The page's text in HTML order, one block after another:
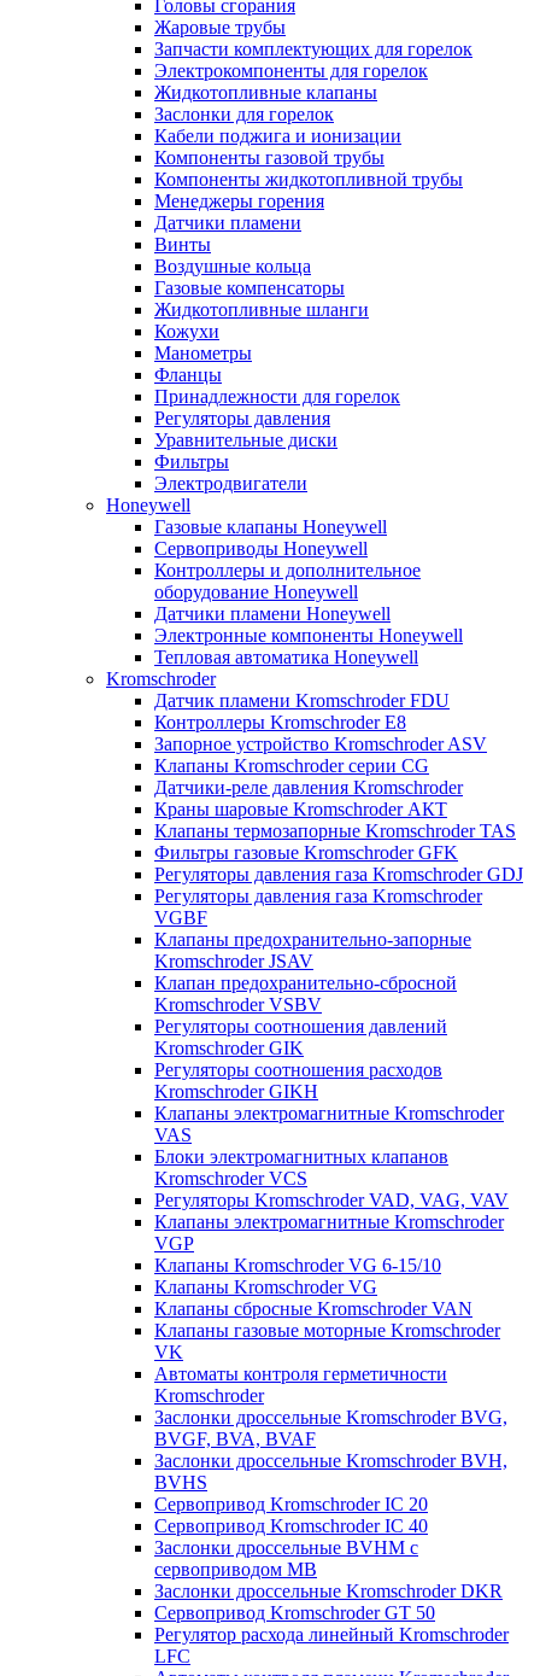
Головы сгорания
Жаровые трубы
Запчасти комплектующих для горелок
Электрокомпоненты для горелок
Жидкотопливные клапаны
Заслонки для горелок
Кабели поджига и ионизации
Компоненты газовой трубы
Компоненты жидкотопливной трубы
Менеджеры горения
Датчики пламени
Винты
Воздушные кольца
Газовые компенсаторы
Жидкотопливные шланги
Кожухи
Манометры
Фланцы
Принадлежности для горелок
Регуляторы давления
Уравнительные диски
Фильтры
Электродвигатели
Honeywell
Газовые клапаны Honeywell
Сервоприводы Honeywell
Контроллеры и дополнительное
оборудование Honeywell
Датчики пламени Honeywell
Электронные компоненты Honeywell
Тепловая автоматика Honeywell
Kromschroder
Датчик пламени Kromschroder FDU
Контроллеры Kromschroder E8
Запорное устройство Kromschroder ASV
Клапаны Kromschroder серии CG
Датчики-реле давления Kromschroder
Краны шаровые Kromschroder АКТ
Клапаны термозапорные Kromschroder TAS
Фильтры газовые Kromschroder GFK
Регуляторы давления газа Kromschroder GDJ
Регуляторы давления газа Kromschroder
VGBF
Клапаны предохранительно-запорные
Kromschroder JSAV
Клапан предохранительно-сбросной
Kromschroder VSBV
Регуляторы соотношения давлений
Kromschroder GIK
Регуляторы соотношения расходов
Kromschroder GIKH
Клапаны электромагнитные Kromschroder
VAS
Блоки электромагнитных клапанов
Kromschroder VCS
Регуляторы Kromschroder VAD, VAG, VAV
Клапаны электромагнитные Kromschroder
VGP
Клапаны Kromschroder VG 6-15/10
Клапаны Kromschroder VG
Клапаны сбросные Kromschroder VAN
Клапаны газовые моторные Kromschroder
VK
Автоматы контроля герметичности
Kromschroder
Заслонки дроссельные Kromschroder BVG,
BVGF, BVA, BVAF
Заслонки дроссельные Kromschroder BVH,
BVHS
Сервопривод Kromschroder IC 20
Сервопривод Kromschroder IC 40
Заслонки дроссельные BVHM с
сервоприводом МВ
Заслонки дроссельные Kromschroder DKR
Cервопривод Kromschroder GT 50
Регулятор расхода линейный Kromschroder
LFC